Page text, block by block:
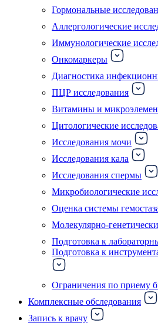
Гормональные
Аллергологические
Иммунологические
Онкомаркеры
Диагностика
ПЦР исследования
Витамины и
Цитологические
Исследования мочи
Исследования кала
Исследования спермы
Микробиологические
Оценка системы
Молекулярно-
Подготовка к
Подготовка к
Ограничения по приему
Комплексные обследования
Запись к врачу